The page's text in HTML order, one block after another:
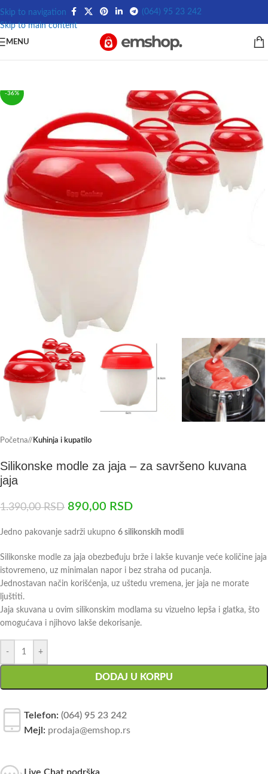
Skip to navigation
Skip to main content
(064) 95 23 242
MENU
-36%
Početna/ Kuhinja i kupatilo
Silikonske modle za jaja – za savršeno kuvana
jaja
1.390,00RSD 890,00 RSD
Jedno pakovanje sadrži ukupno 6 silikonskih modli
Silikonske modle za jaja obezbeđuju brže i lakše kuvanje veće količine jaja
istovremeno, uz minimalan napor i bez straha od pucanja.
Jednostavan način korišćenja, uz uštedu vremena, jer jaja ne morate
ljuštiti.
Jaja skuvana u ovim silikonskim modlama su vizuelno lepša i glatka, što
omogućava i njihovo lakše dekorisanje.
- +
DODAJ U KORPU
Telefon: (064) 95 23 242
Mejl: prodaja@emshop.rs